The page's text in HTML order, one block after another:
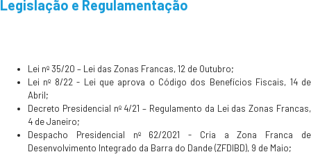
Legislação e Regulamentação
Lei nº 35/20 – Lei das Zonas Francas, 12 de Outubro;
Lei nº 8/22 - Lei que aprova o Código dos Benefícios Fiscais, 14 de
Abril;
Decreto Presidencial nº 4/21 – Regulamento da Lei das Zonas Francas,
4 de Janeiro;
Despacho Presidencial nº 62/2021 - Cria a Zona Franca de
Desenvolvimento Integrado da Barra do Dande (ZFDIBD), 9 de Maio;